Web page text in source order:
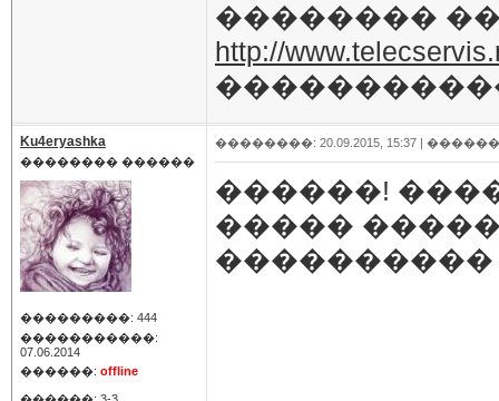
��������
http://
Ku4eryashka
�������� ������
���������: 444
�����������:
07.06.2014
������: offline
��������: 20.09.2015, 15:37 |
������!
�����
����������